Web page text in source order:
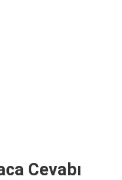
Cevabı